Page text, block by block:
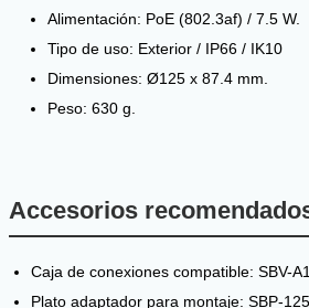
Alimentación: PoE (802.3af) / 7.5 W.
Tipo de uso: Exterior / IP66 / IK10
Dimensiones: Ø125 x 87.4 mm.
Peso: 630 g.
Accesorios
Caja de conexiones compatible: SBV-
Plato adaptador para montaje: SBP-